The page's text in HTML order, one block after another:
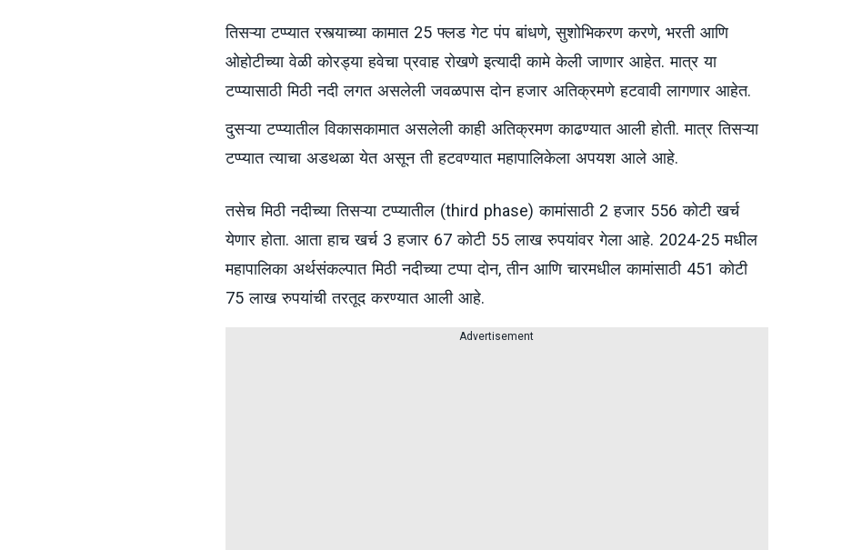
तिसऱ्या टप्प्यात रस्त्याच्या कामात 25 फ्लड गेट पंप बांधणे, सुशोभिकरण करणे, भरती आणि
ओहोटीच्या वेळी कोरड्या हवेचा प्रवाह रोखणे इत्यादी कामे केली जाणार आहेत. मात्र या
टप्प्यासाठी मिठी नदी लगत असलेली जवळपास दोन हजार अतिक्रमणे हटवावी लागणार आहेत.
दुसऱ्या टप्प्यातील विकासकामात असलेली काही अतिक्रमण काढण्यात आली होती. मात्र तिसऱ्या
टप्प्यात त्याचा अडथळा येत असून ती हटवण्यात महापालिकेला अपयश आले आहे.
तसेच मिठी नदीच्या तिसऱ्या टप्प्यातील (third phase) कामांसाठी 2 हजार 556 कोटी खर्च
येणार होता. आता हाच खर्च 3 हजार 67 कोटी 55 लाख रुपयांवर गेला आहे. 2024-25 मधील
महापालिका अर्थसंकल्पात मिठी नदीच्या टप्पा दोन, तीन आणि चारमधील कामांसाठी 451 कोटी
75 लाख रुपयांची तरतूद करण्यात आली आहे.
Advertisement